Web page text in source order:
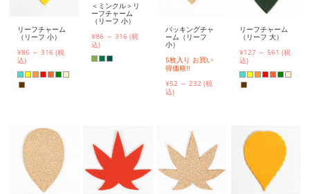
リーフチャーム
（リーフ 小）
¥86 ～ 316 (税
込)
＜ミンクル＞リ
ーフチャーム
（リーフ 小）
¥86 ～ 316 (税
込)
バッキングチャ
ーム（リーフ
小）
5枚入り お買い
得価格!!
¥52 ～ 232 (税
込)
リーフチャーム
（リーフ 大）
¥127 ～ 561 (税
込)